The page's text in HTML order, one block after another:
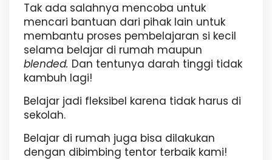
Tak ada salahnya mencoba untuk
mencari bantuan dari pihak lain untuk
membantu proses pembelajaran si kecil
selama belajar di rumah maupun
blended. Dan tentunya darah tinggi tidak
kambuh lagi!
Belajar jadi fleksibel karena tidak harus di
sekolah.
Belajar di rumah juga bisa dilakukan
dengan dibimbing tentor terbaik kami!